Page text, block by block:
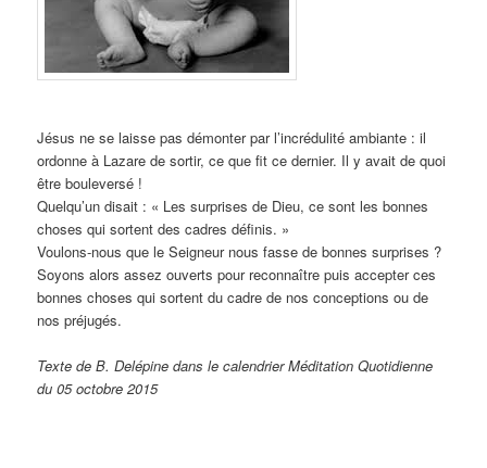
Jésus ne se laisse pas démonter par l’incrédulité ambiante : il
ordonne à Lazare de sortir, ce que fit ce dernier. Il y avait de quoi
être bouleversé !
Quelqu’un disait : « Les surprises de Dieu, ce sont les bonnes
choses qui sortent des cadres définis. »
Voulons-nous que le Seigneur nous fasse de bonnes surprises ?
Soyons alors assez ouverts pour reconnaître puis accepter ces
bonnes choses qui sortent du cadre de nos conceptions ou de
nos préjugés.
Texte de B. Delépine dans le calendrier Méditation Quotidienne
du 05 octobre 2015